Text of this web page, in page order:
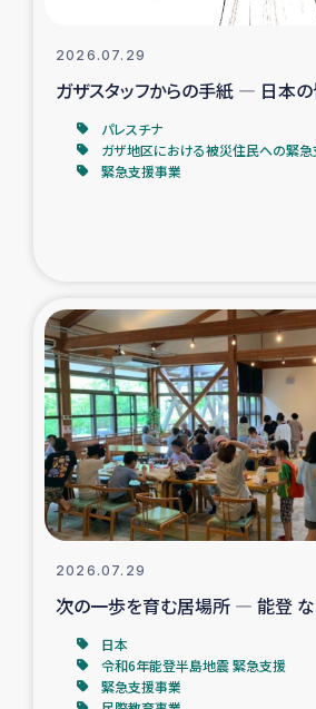
ガザ空爆被災者への食料支援
ガザ地区における羊の畜
ガザ地区酪農を通した女性グ
ふりかけ普及と食生活改善に
フェアトレード事
緊急支援事業
女性の生計向上を通じた子ども
2026.07.29
ガザスタッフからの手紙 ― 日本
パレスチナ
ガザ地区における被災住民への緊
緊急支援事業
2026.07.29
次の一歩を育む居場所 ― 能登
日本
令和6年能登半島地震 緊急支援
緊急支援事業